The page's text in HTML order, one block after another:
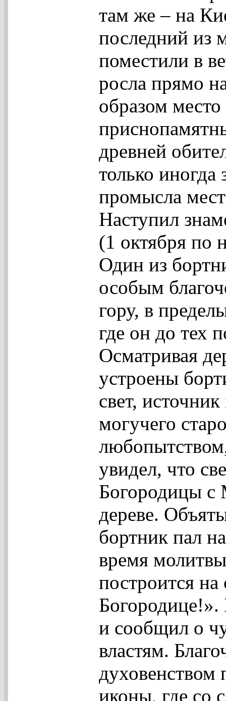
там же – на
последний из
поместили в
росла прямо
образом
древней
только иногда
промысла
Наступил
(1 октября по
Один из
особым
гору, в
где он до тех
Осматривая
устроены
свет,
могучего
увидел, что
Богородицы с
дереве.
бортник пал
время
построится
и сообщил о
властям.
духовенством
иконы, где со